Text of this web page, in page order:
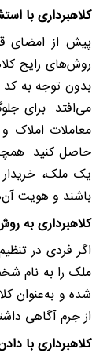
کلاهبرداری با
پیش از امضای
روش‌های رایج
بدون توجه به کد
می‌افتد. برای
معاملات املاک
حاصل کنید.
یک ملک،
باشند و هویت
کلاهبرداری به
اگر فردی در
ملک را به نام
شده و به‌عنوان
از جرم آگاهی
کلاهبرداری با